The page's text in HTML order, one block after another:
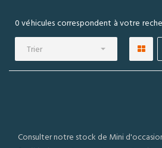
0 véhicules correspondent à votre
Trier
Consulter notre stock de Mini